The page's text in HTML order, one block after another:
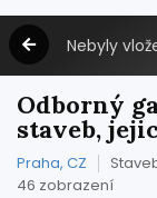
Nebyly
Odborný
staveb,
Praha, CZ
46 zobrazení